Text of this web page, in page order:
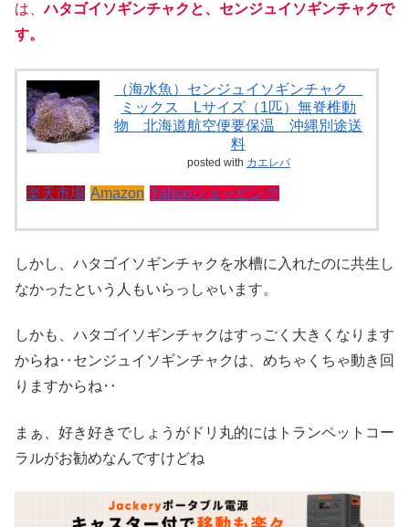
は、ハタゴイソギンチャクと、センジュイソギンチャクで
す。
（海水魚）センジュイソギンチャク
ミックス Lサイズ（1匹）無脊椎動
物 北海道航空便要保温 沖縄別途送
料
posted with カエレバ
楽天市場 Amazon Yahooショッピング
しかし、ハタゴイソギンチャクを水槽に入れたのに共生し
なかったという人もいらっしゃいます。
しかも、ハタゴイソギンチャクはすっごく大きくなります
からね‥センジュイソギンチャクは、めちゃくちゃ動き回
りますからね‥
まぁ、好き好きでしょうがドリ丸的にはトランペットコー
ラルがお勧めなんですけどね